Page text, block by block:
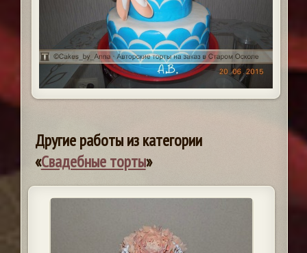
Другие работы из категории
«Свадебные торты»